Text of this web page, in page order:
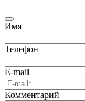
Имя
Телефон
E-mail
Комментарий